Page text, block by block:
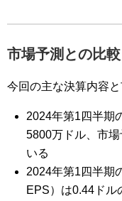
市場予測との比較
今回の主な決算内容
2024年第1四半期
5800万ドル、市
いる
2024年第1四半期
EPS）は0.44ドル